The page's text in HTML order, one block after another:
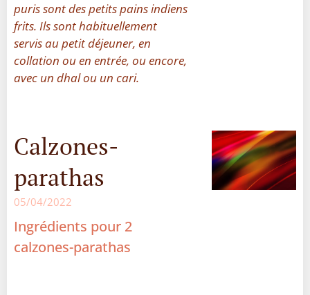
puris sont des petits pains indiens
frits. Ils sont habituellement
servis au petit déjeuner, en
collation ou en entrée, ou encore,
avec un dhal ou un cari.
Calzones-
parathas
05/04/2022
Ingrédients pour 2
calzones-parathas